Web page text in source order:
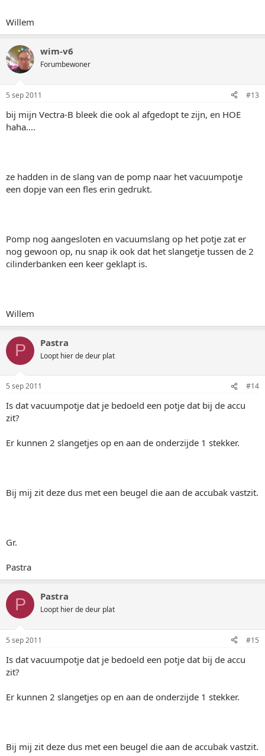
Willem
wim-v6
Forumbewoner
5 sep 2011 #13
bij mijn Vectra-B bleek die ook al afgedopt te zijn, en HOE
haha....
ze hadden in de slang van de pomp naar het vacuumpotje
een dopje van een fles erin gedrukt.
Pomp nog aangesloten en vacuumslang op het potje zat er
nog gewoon op, nu snap ik ook dat het slangetje tussen de 2
cilinderbanken een keer geklapt is.
Willem
P Pastra
Loopt hier de deur plat
5 sep 2011 #14
Is dat vacuumpotje dat je bedoeld een potje dat bij de accu
zit?
Er kunnen 2 slangetjes op en aan de onderzijde 1 stekker.
Bij mij zit deze dus met een beugel die aan de accubak vastzit.
Gr.
Pastra
P Pastra
Loopt hier de deur plat
5 sep 2011 #15
Is dat vacuumpotje dat je bedoeld een potje dat bij de accu
zit?
Er kunnen 2 slangetjes op en aan de onderzijde 1 stekker.
Bij mij zit deze dus met een beugel die aan de accubak vastzit.